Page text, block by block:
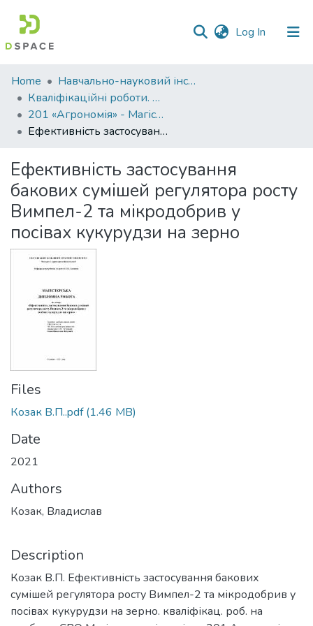
Log In (current)
Communities
&
Collections
All of DSpace
Statistics
Home
Навчально-науковий інститут агротехнологій, селекції та екології
Кваліфікаційні роботи. ННІ агротехнологій, селекції та екології
201 «Агрономія» - Магістри 2021-2022
Ефективність застосування бакових сумішей регулятора росту Вимпел-2 та мікродобрив у посівах кукурудзи на зерно
Ефективність застосування
бакових сумішей регулятора росту
Вимпел-2 та мікродобрив у
посівах кукурудзи на зерно
Files
Козак В.П..pdf(1.46 MB)
Date
2021
Authors
Козак, Владислав
Description
Козак В.П. Ефективність застосування бакових
сумішей регулятора росту Вимпел-2 та мікродобрив у
посівах кукурудзи на зерно. кваліфікац. роб. на